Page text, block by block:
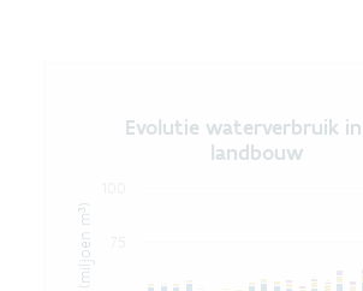
Evolutie
Bar chart with 6 data series.
The chart has 1 Y axis
Evolutie waterverbruik
landbouw